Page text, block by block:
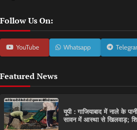
Follow Us On:
YouTube Whatsapp
Featured News
यूपी : गाजियाबाद में नाले के
सावन में आस्था से खिलवाड़;